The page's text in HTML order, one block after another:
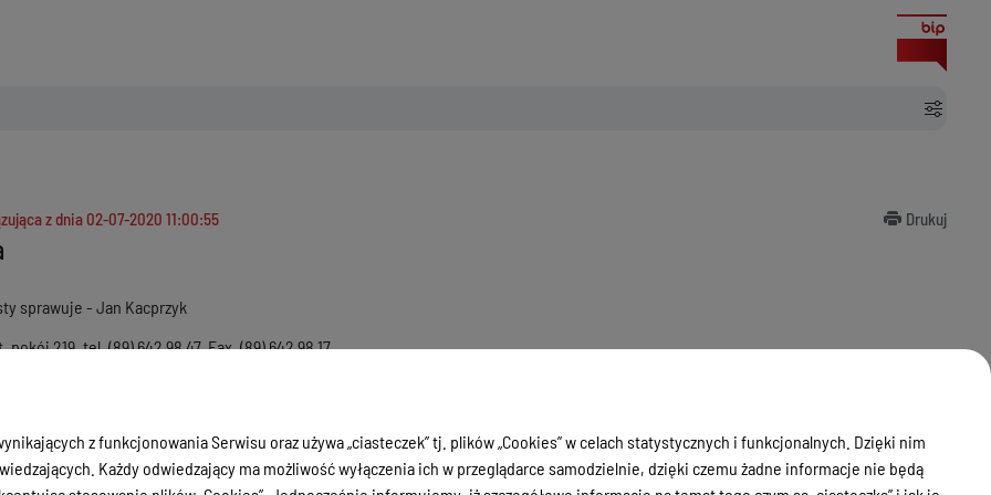
z dnia 02-07-2020 11:00:55 Drukuj
sprawuje - Jan Kacprzyk
219, tel. (89) 642 98 47, Fax. (89) 642 98 17
rozciąga się na wszystkie zadania Starosty z wyjątkiem zadania określonego w § 17 pkt 11. Regulaminu Organizacyjnego Starostwa
nadzorem Wicestarosty pozostają:
z funkcjonowania Serwisu oraz używa „ciasteczek” tj. plików „Cookies” w celach statystycznych i funkcjonalnych. Dzięki nim
Każdy odwiedzający ma możliwość wyłączenia ich w przeglądarce samodzielnie, dzięki czemu żadne informacje nie będą